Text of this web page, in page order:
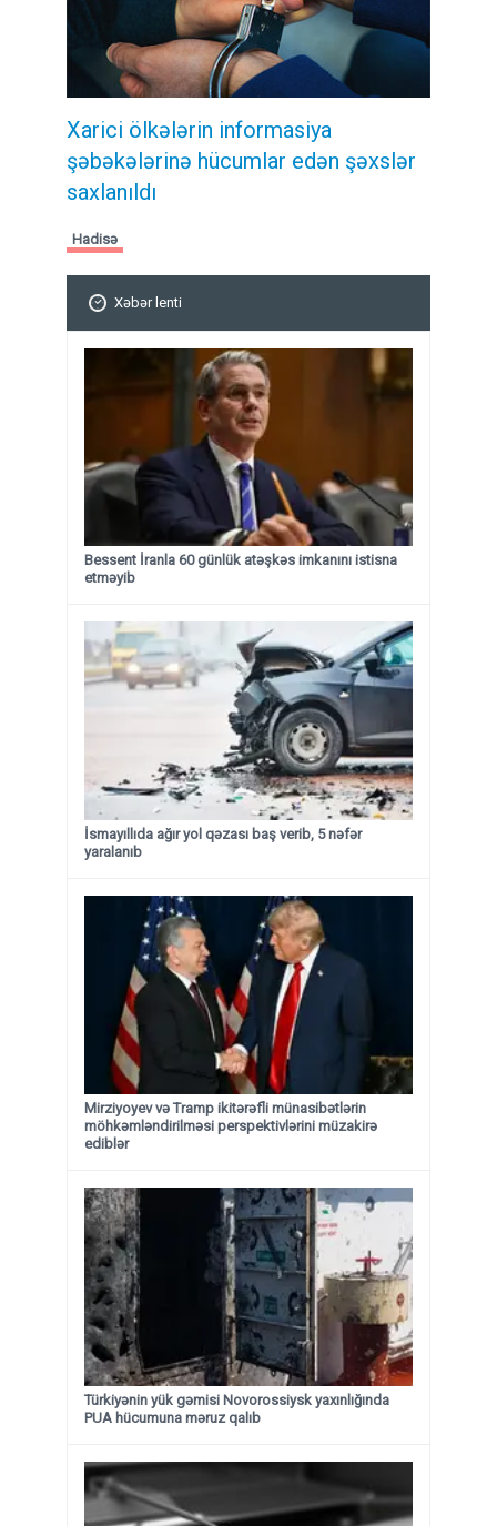
Xarici ölkələrin informasiya
şəbəkələrinə hücumlar edən şəxslər
saxlanıldı
Hadisə
Xəbər lenti
Bessent İranla 60 günlük atəşkəs imkanını istisna
etməyib
İsmayıllıda ağır yol qəzası baş verib, 5 nəfər
yaralanıb
Mirziyoyev və Tramp ikitərəfli münasibətlərin
möhkəmləndirilməsi perspektivlərini müzakirə
ediblər
Türkiyənin yük gəmisi Novorossiysk yaxınlığında
PUA hücumuna məruz qalıb